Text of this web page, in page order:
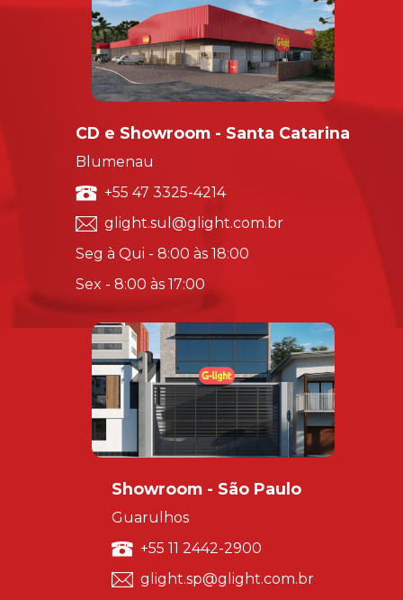
CD e Showroom - Santa Catarina
Blumenau
+55 47 3325-4214
glight.sul@glight.com.br
Seg à Qui - 8:00 às 18:00
Sex - 8:00 às 17:00
Showroom - São Paulo
Guarulhos
+55 11 2442-2900
glight.sp@glight.com.br